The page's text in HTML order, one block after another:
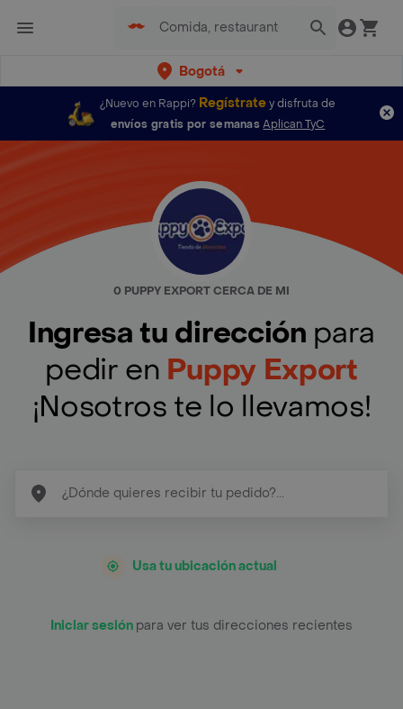
Bogotá
¿Nuevo en Rappi? Regístratey disfruta de
envíos gratis por semanas Aplican TyC
0 PUPPY EXPORT CERCA DE MI
Ingresa tu dirección para
pedir en Puppy Export
¡Nosotros te lo llevamos!
Usa tu ubicación actual
Iniciar sesión para ver tus direcciones recientes